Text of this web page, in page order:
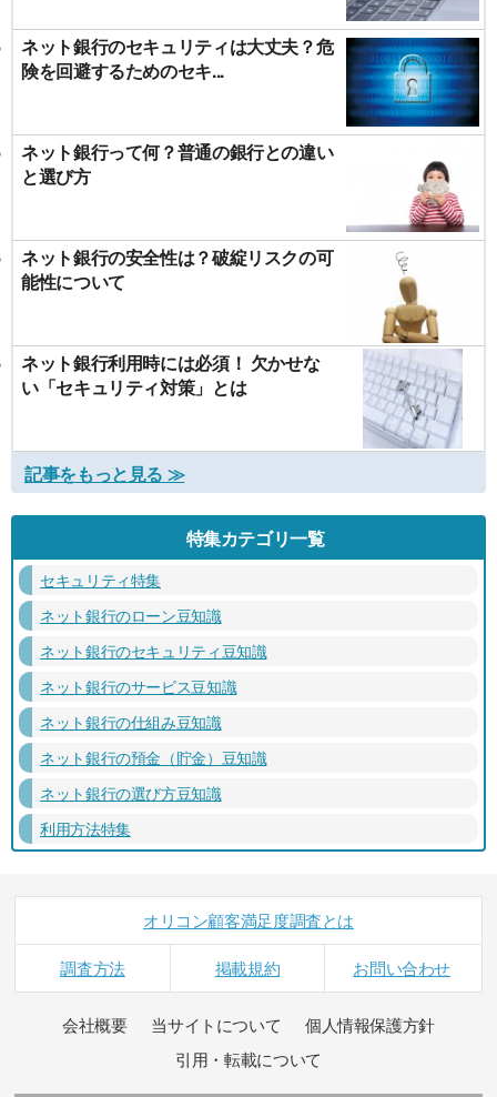
ネット銀行のセキュリティは大丈夫？危
険を回避するためのセキ...
ネット銀行って何？普通の銀行との違い
と選び方
ネット銀行の安全性は？破綻リスクの可
能性について
ネット銀行利用時には必須！ 欠かせな
い「セキュリティ対策」とは
記事をもっと見る ≫
特集カテゴリ一覧
セキュリティ特集
ネット銀行のローン豆知識
ネット銀行のセキュリティ豆知識
ネット銀行のサービス豆知識
ネット銀行の仕組み豆知識
ネット銀行の預金（貯金）豆知識
ネット銀行の選び方豆知識
利用方法特集
オリコン顧客満足度調査とは
調査方法 掲載規約 お問い合わせ
会社概要 当サイトについて
個人情報保護方針
引用・転載について